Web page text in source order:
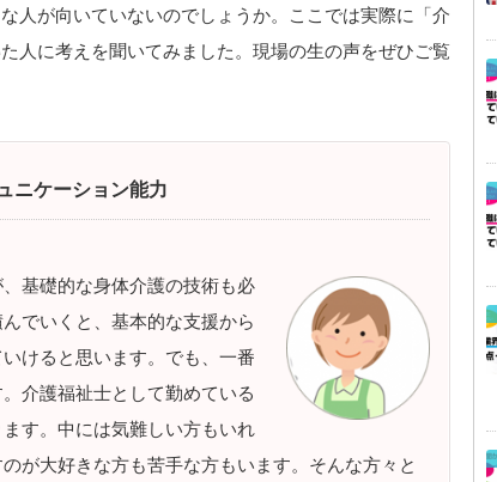
人が向いていないのでしょうか。ここでは実際に「介
人に考えを聞いてみました。現場の生の声をぜひご覧
ニケーション能力
基礎的な身体介護の技術も必
でいくと、基本的な支援から
けると思います。でも、一番
介護福祉士として勤めている
す。中には気難しい方もいれ
が大好きな方も苦手な方もいます。そんな方々と